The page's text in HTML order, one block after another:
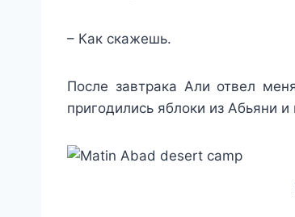
– Как скажешь.
После завтрака Али отвел
пригодились яблоки из Абьяни